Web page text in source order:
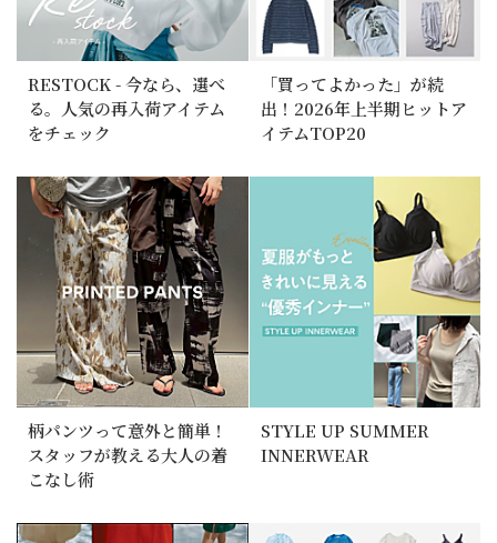
RESTOCK - 今なら、選べ
る。人気の再入荷アイテム
をチェック
「買ってよかった」が続
出！2026年上半期ヒットア
イテムTOP20
柄パンツって意外と簡単！
スタッフが教える大人の着
こなし術
STYLE UP SUMMER
INNERWEAR